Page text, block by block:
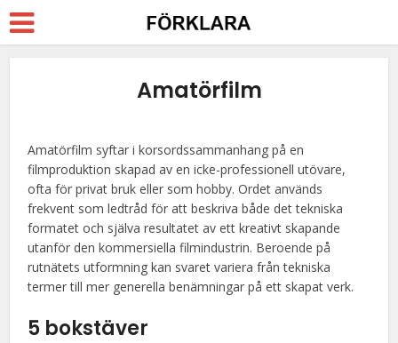
Amatörfilm
Amatörfilm syftar i korsordssammanhang på en
filmproduktion skapad av en icke-professionell utövare,
ofta för privat bruk eller som hobby. Ordet används
frekvent som ledtråd för att beskriva både det tekniska
formatet och själva resultatet av ett kreativt skapande
utanför den kommersiella filmindustrin. Beroende på
rutnätets utformning kan svaret variera från tekniska
termer till mer generella benämningar på ett skapat verk.
5 bokstäver